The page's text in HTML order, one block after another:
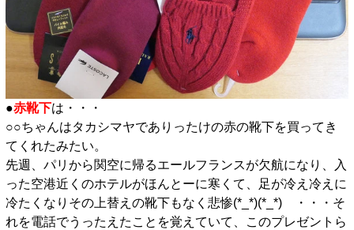
●赤靴下は・・・
○○ちゃんはタカシマヤでありったけの赤の靴下を買ってき
てくれたみたい。
先週、パリから関空に帰るエールフランスが欠航になり、入
った空港近くのホテルがほんとーに寒くて、足が冷え冷えに
冷たくなりその上替えの靴下もなく悲惨(*_*)(*_*) ・・・そ
れを電話でうったえたことを覚えていて、このプレゼントら